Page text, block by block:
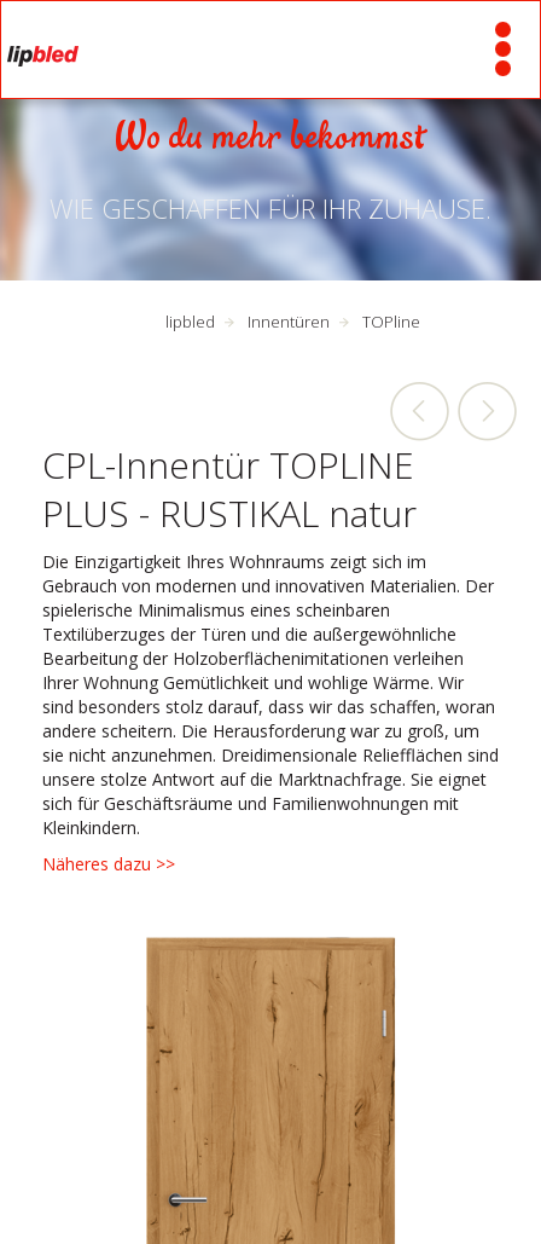
Wo du mehr bekommst
WIE GESCHAFFEN FÜR IHR ZUHAUSE.
lipbled Innentüren TOPline
CPL-Innentür TOPLINE
PLUS - RUSTIKAL natur
Die Einzigartigkeit Ihres Wohnraums zeigt sich im
Gebrauch von modernen und innovativen Materialien. Der
spielerische Minimalismus eines scheinbaren
Textilüberzuges der Türen und die außergewöhnliche
Bearbeitung der Holzoberflächenimitationen verleihen
Ihrer Wohnung Gemütlichkeit und wohlige Wärme. Wir
sind besonders stolz darauf, dass wir das schaffen, woran
andere scheitern. Die Herausforderung war zu groß, um
sie nicht anzunehmen. Dreidimensionale Reliefflächen sind
unsere stolze Antwort auf die Marktnachfrage. Sie eignet
sich für Geschäftsräume und Familienwohnungen mit
Kleinkindern.
Näheres dazu >>